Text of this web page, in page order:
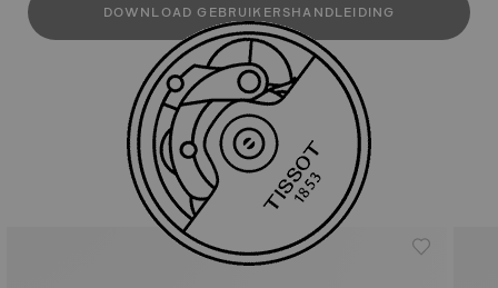
DOWNLOAD GEBRUIKERSHANDLEIDING
Onze bestsellers